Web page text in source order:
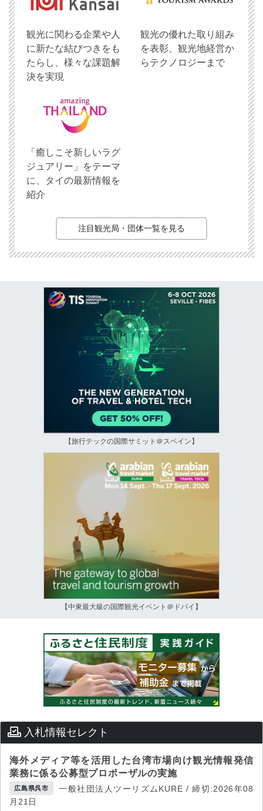
観光に関わる企業や人
に新たな結びつきをも
たらし、様々な課題解
決を実現
観光の優れた取り組み
を表彰、観光地経営か
らテクノロジーまで
「癒しこそ新しいラグ
ジュアリー」をテーマ
に、タイの最新情報を
紹介
注目観光局・団体一覧を見る
【旅行テックの国際サミット＠スペイン】
【中東最大級の国際観光イベント＠ドバイ】
入札情報セレクト
海外メディア等を活用した台湾市場向け観光情報発信
業務に係る公募型プロポーザルの実施
広島県呉市
一般社団法人ツーリズムKURE / 締切:2026年08
月21日